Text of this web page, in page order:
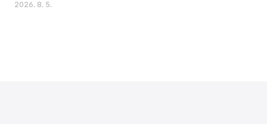
2026. 8. 5.